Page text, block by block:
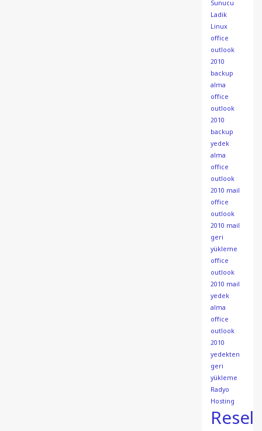
Sunucu
Ladik
Linux
office
outlook
2010
backup
alma
office
outlook
2010
backup
yedek
alma
office
outlook
2010 mail
office
outlook
2010 mail
geri
yükleme
office
outlook
2010 mail
yedek
alma
office
outlook
2010
yedekten
geri
yükleme
Radyo
Hosting